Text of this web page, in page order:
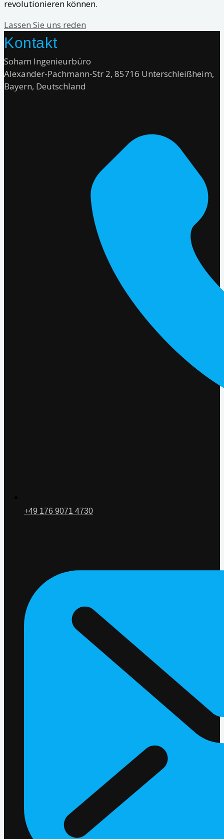
revolutionieren können.
Lassen Sie uns reden
Kontakt
Soham Ingenieurbüro
Alexander-Pachmann-Str 2, 85716 Unterschleißheim,
Bayern, Deutschland
+49 176 9071 4730